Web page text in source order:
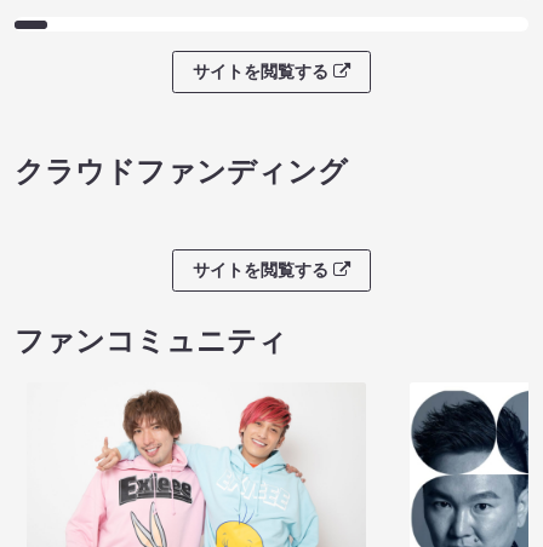
サイトを閲覧する
クラウドファンディング
サイトを閲覧する
ファンコミュニティ